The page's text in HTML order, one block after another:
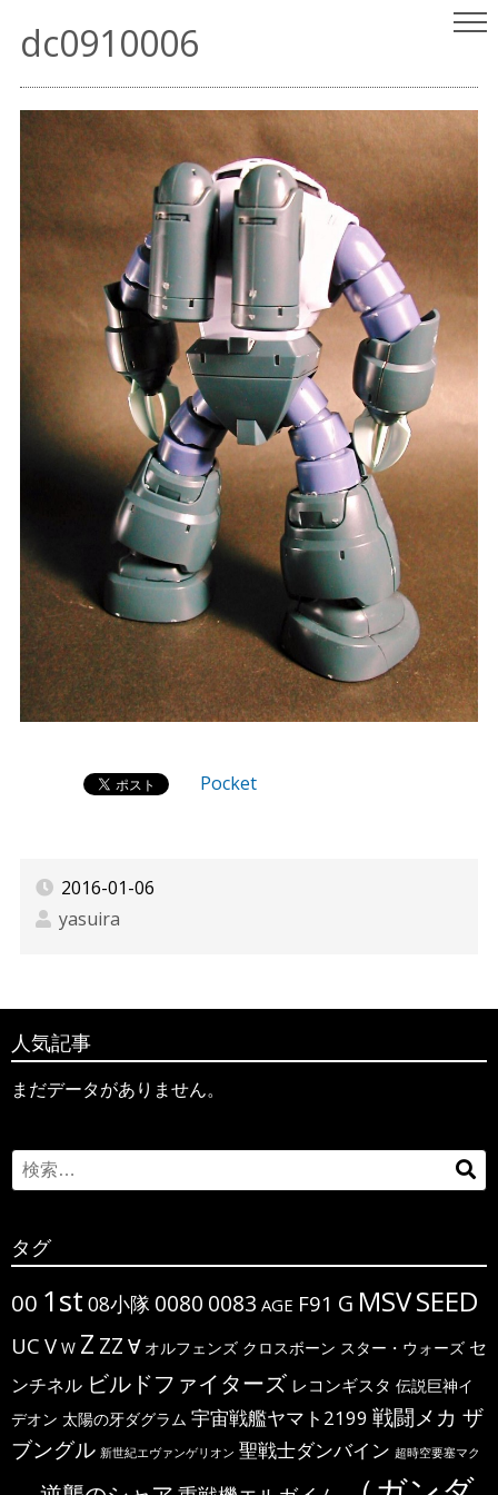
ヤスリはいらない
（since 2001.9.15）
パチ組みガンプラレビュー
dc0910006
Pocket
2016-01-06
yasuira
人気記事
まだデータがありません。
Search
for:
検
タグ
00 1st 08小隊 0080 0083 AGE F91 G MSVSEED
UC V W Z ΖΖ ∀ オルフェンズ クロスボーン スター・ウォーズ セ
ンチネル ビルドファイターズ レコンギスタ 伝説巨神イ
デオン 太陽の牙ダグラム 宇宙戦艦ヤマト2199 戦闘メカ ザ
ブングル 新世紀エヴァンゲリオン 聖戦士ダンバイン 超時空要塞マク